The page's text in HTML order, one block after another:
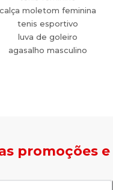
calça moletom feminina
tenis esportivo
luva de goleiro
agasalho masculino
promoções e